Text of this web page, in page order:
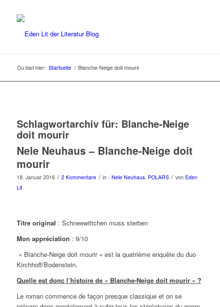
Du bist hier: Startseite / Blanche-Neige doit mourir
Schlagwortarchiv für: Blanche-Neige
doit mourir
Nele Neuhaus – Blanche-Neige doit
mourir
18. Januar 2016 / 2 Kommentare / in - Nele Neuhaus, POLARS / von Eden
Lit
Titre original : Schneewittchen muss sterben
Mon appréciation : 9/10
« Blanche-Neige doit mourir » est la quatrième enquête du duo
Kirchhoff/Bodenstein.
Quelle est donc l’histoire de « Blanche-Neige doit mourir » ?
Le roman commence de façon presque classique et on se